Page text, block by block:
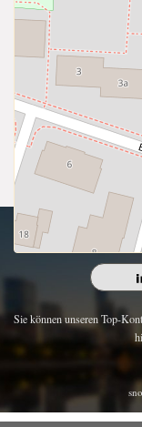
Sie können unseren Top-